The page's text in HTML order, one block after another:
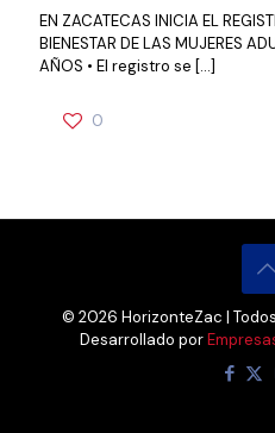
EN ZACATECAS INICIA EL
BIENESTAR DE LAS MUJERES
AÑOS • El registro se […]
0
© 2026 HorizonteZac |
Desarrollado por